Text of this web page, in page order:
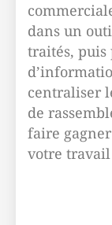
dans un
traités, puis
centraliser
de
faire
votre